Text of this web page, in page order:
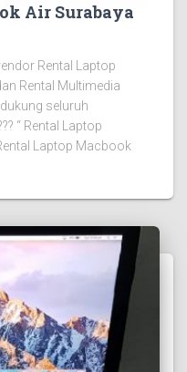
Air Surabaya
Rental Laptop
Rental Multimedia
seluruh
“ Rental Laptop
Laptop Macbook